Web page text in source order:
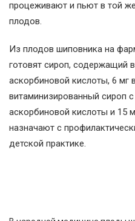
процеживают и пьют в той
плодов.
Из плодов шиповника на
готовят сироп, содержащий
аскорбиновой кислоты, 6 мг
витаминизированный сироп
аскорбиновой кислоты и 15
назначают с
детской практике.